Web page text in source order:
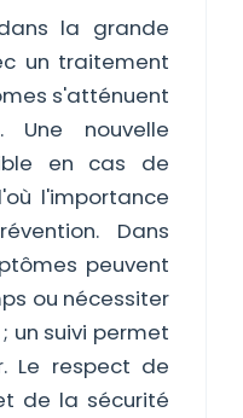
la grande
un traitement
s'atténuent
Une nouvelle
en cas de
l'importance
Dans
peuvent
ou nécessiter
un suivi permet
Le respect de
de la sécurité